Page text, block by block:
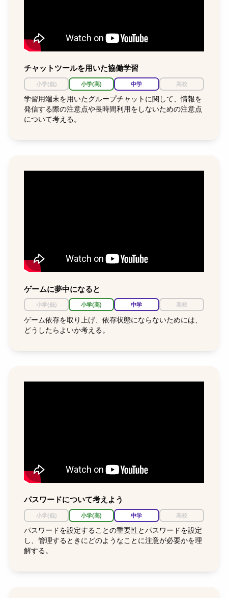
チャットツールを用いた協働学習
小学(低) 小学(高) 中学 高校
学習用端末を用いたグループチャットに関して、情報を
発信する際の注意点や長時間利用をしないための注意点
について考える。
ゲームに夢中になると
小学(低) 小学(高) 中学 高校
ゲーム依存を取り上げ、依存状態にならないためには、
どうしたらよいか考える。
パスワードについて考えよう
小学(低) 小学(高) 中学 高校
パスワードを設定することの重要性とパスワードを設定
し、管理するときにどのようなことに注意が必要かを理
解する。